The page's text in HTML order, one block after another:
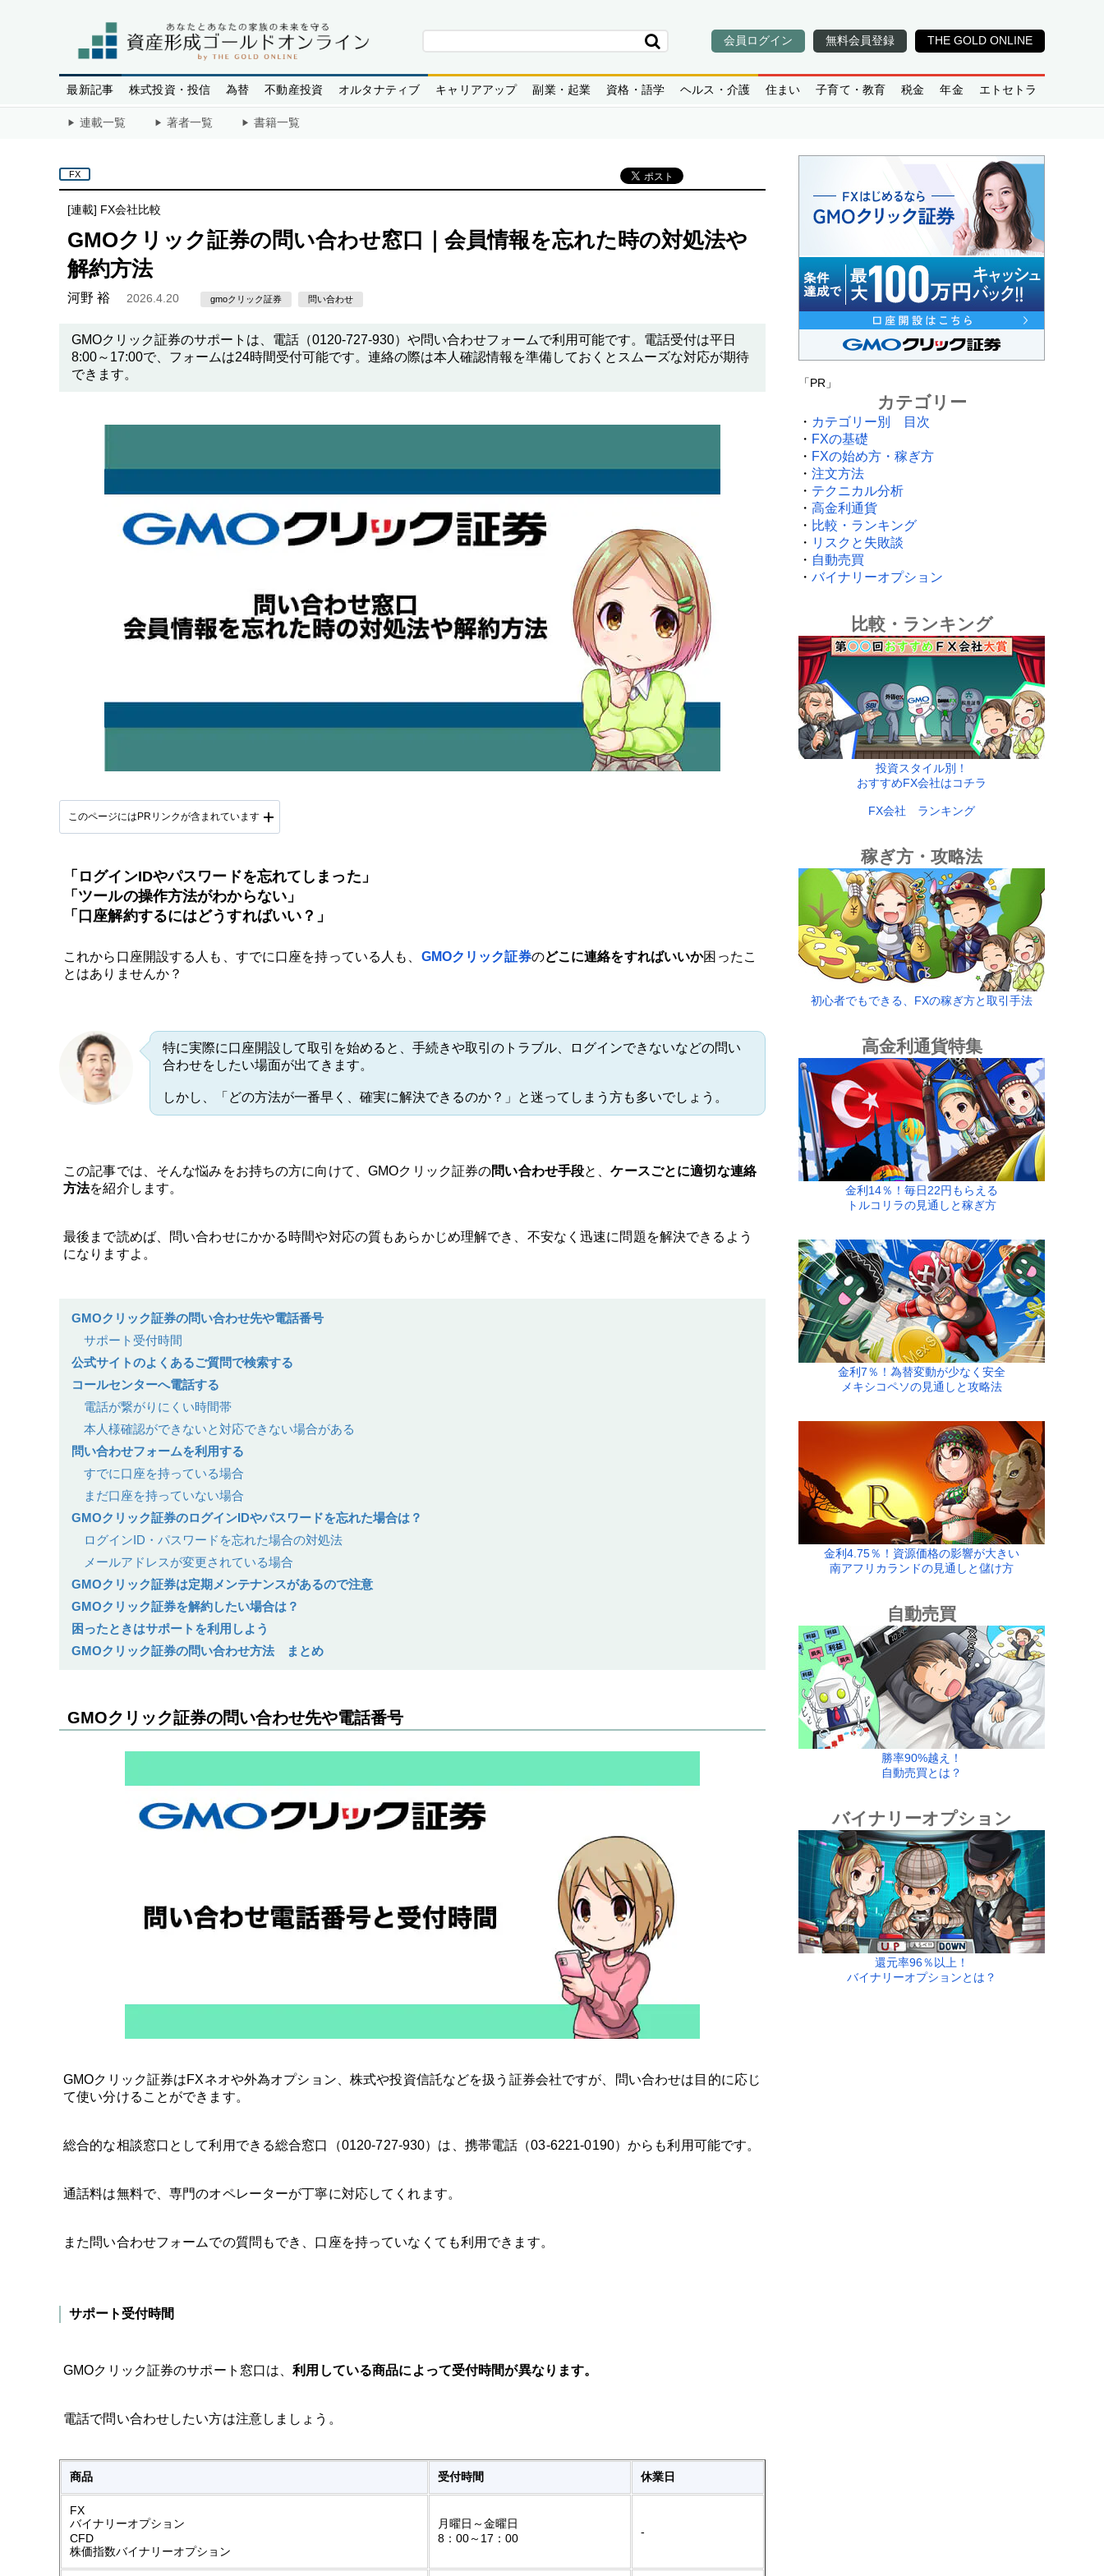
会員ログイン 無料会員登録 THE GOLD ONLINE
最新記事 株式投資・投信 為替 不動産投資 オルタナティブ キャリアアップ 副業・起業 資格・語学 ヘルス・介護 住まい 子育て・教育 税金 年金 エトセトラ
連載一覧 著者一覧 書籍一覧
FX
[連載] FX会社比較
GMOクリック証券の問い合わせ窓口｜会員情報を忘れた時の対処法や
解約方法
河野 裕 2026.4.20 gmoクリック証券 問い合わせ
GMOクリック証券のサポートは、電話（0120-727-930）や問い合わせフォームで利用可能です。電話受付は平日
8:00～17:00で、フォームは24時間受付可能です。連絡の際は本人確認情報を準備しておくとスムーズな対応が期待
できます。
このページにはPRリンクが含まれています
「ログインIDやパスワードを忘れてしまった」
「ツールの操作方法がわからない」
「口座解約するにはどうすればいい？」
これから口座開設する人も、すでに口座を持っている人も、 GMOクリック証券のどこに連絡をすればいいか困ったこ
とはありませんか？
特に実際に口座開設して取引を始めると、手続きや取引のトラブル、ログインできないなどの問い
合わせをしたい場面が出てきます。
しかし、「どの方法が一番早く、確実に解決できるのか？」と迷ってしまう方も多いでしょう。
この記事では、そんな悩みをお持ちの方に向けて、GMOクリック証券の問い合わせ手段と、ケースごとに適切な連絡
方法を紹介します。
最後まで読めば、問い合わせにかかる時間や対応の質もあらかじめ理解でき、不安なく迅速に問題を解決できるよう
になりますよ。
GMOクリック証券の問い合わせ先や電話番号
サポート受付時間
公式サイトのよくあるご質問で検索する
コールセンターへ電話する
電話が繋がりにくい時間帯
本人様確認ができないと対応できない場合がある
問い合わせフォームを利用する
すでに口座を持っている場合
まだ口座を持っていない場合
GMOクリック証券のログインIDやパスワードを忘れた場合は？
ログインID・パスワードを忘れた場合の対処法
メールアドレスが変更されている場合
GMOクリック証券は定期メンテナンスがあるので注意
GMOクリック証券を解約したい場合は？
困ったときはサポートを利用しよう
GMOクリック証券の問い合わせ方法 まとめ
GMOクリック証券の問い合わせ先や電話番号
GMOクリック証券はFXネオや外為オプション、株式や投資信託などを扱う証券会社ですが、問い合わせは目的に応じ
て使い分けることができます。
総合的な相談窓口として利用できる総合窓口（0120-727-930）は、携帯電話（03-6221-0190）からも利用可能です。
通話料は無料で、専門のオペレーターが丁寧に対応してくれます。
また問い合わせフォームでの質問もでき、口座を持っていなくても利用できます。
サポート受付時間
GMOクリック証券のサポート窓口は、利用している商品によって受付時間が異なります。
電話で問い合わせしたい方は注意しましょう。
商品 受付時間 休業日
FX
バイナリーオプション
CFD
株価指数バイナリーオプション
月曜日～金曜日
8：00～17：00
-
「PR」
カテゴリー
・ カテゴリー別 目次
・ FXの基礎
・ FXの始め方・稼ぎ方
・ 注文方法
・ テクニカル分析
・ 高金利通貨
・ 比較・ランキング
・ リスクと失敗談
・ 自動売買
・ バイナリーオプション
比較・ランキング
投資スタイル別！
おすすめFX会社はコチラ
FX会社 ランキング
稼ぎ方・攻略法
初心者でもできる、FXの稼ぎ方と取引手法
高金利通貨特集
金利14％！毎日22円もらえる
トルコリラの見通しと稼ぎ方
金利7％！為替変動が少なく安全
メキシコペソの見通しと攻略法
金利4.75％！資源価格の影響が大きい
南アフリカランドの見通しと儲け方
自動売買
勝率90%越え！
自動売買とは？
バイナリーオプション
還元率96％以上！
バイナリーオプションとは？